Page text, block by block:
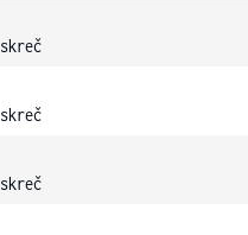
skreč
skreč
skreč